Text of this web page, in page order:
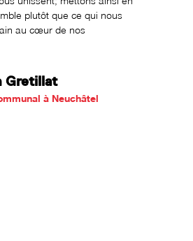
plutôt que ce qui nous
au cœur de nos
Gretillat
à Neuchâtel